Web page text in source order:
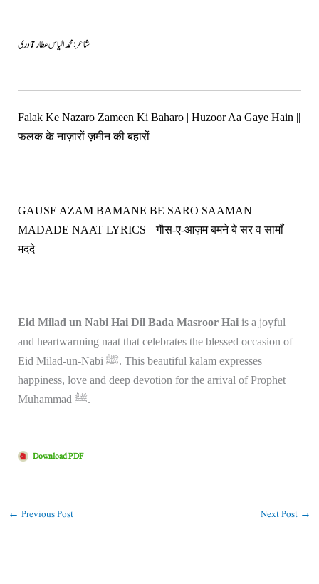
شاعر :محمد الیاس عطار قادری
Falak Ke Nazaro Zameen Ki Baharo | Huzoor Aa Gaye Hain ||
फलक के नाज़ारों ज़मीन की बहारों
GAUSE AZAM BAMANE BE SARO SAAMAN
MADADE NAAT LYRICS || गौस-ए-आज़म बमने बे सर व सामाँ
मददे
Eid Milad un Nabi Hai Dil Bada Masroor Haiis a joyful
and heartwarming naat that celebrates the blessed occasion of
Eid Milad-un-Nabi ﷺ. This beautiful kalam expresses
happiness, love and deep devotion for the arrival of Prophet
Muhammad ﷺ.
Download PDF
← Previous Post Next Post →